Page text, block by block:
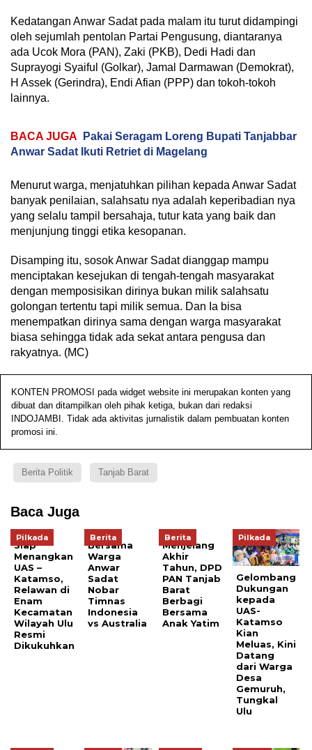
Kedatangan Anwar Sadat pada malam itu turut didampingi
oleh sejumlah pentolan Partai Pengusung, diantaranya
ada Ucok Mora (PAN), Zaki (PKB), Dedi Hadi dan
Suprayogi Syaiful (Golkar), Jamal Darmawan (Demokrat),
H Assek (Gerindra), Endi Afian (PPP) dan tokoh-tokoh
lainnya.
BACA JUGA
Pakai Seragam Loreng Bupati Tanjabbar
Anwar Sadat Ikuti Retriet di Magelang
Menurut warga, menjatuhkan pilihan kepada Anwar Sadat
banyak penilaian, salahsatu nya adalah keperibadian nya
yang selalu tampil bersahaja, tutur kata yang baik dan
menjunjung tinggi etika kesopanan.
Disamping itu, sosok Anwar Sadat dianggap mampu
menciptakan kesejukan di tengah-tengah masyarakat
dengan memposisikan dirinya bukan milik salahsatu
golongan tertentu tapi milik semua. Dan Ia bisa
menempatkan dirinya sama dengan warga masyarakat
biasa sehingga tidak ada sekat antara pengusa dan
rakyatnya. (MC)
KONTEN PROMOSI pada widget website ini merupakan konten yang
dibuat dan ditampilkan oleh pihak ketiga, bukan dari redaksi
INDOJAMBI. Tidak ada aktivitas jurnalistik dalam pembuatan konten
promosi ini.
Berita Politik Tanjab Barat
Baca Juga
Pilkada
Siap
Menangkan
UAS –
Katamso,
Relawan di
Enam
Kecamatan
Wilayah Ulu
Resmi
Dikukuhkan
Berita
Bersama
Warga
Anwar
Sadat
Nobar
Timnas
Indonesia
vs Australia
Berita
Menjelang
Akhir
Tahun, DPD
PAN Tanjab
Barat
Berbagi
Bersama
Anak Yatim
Pilkada
Gelombang
Dukungan
kepada
UAS-
Katamso
Kian
Meluas, Kini
Datang
dari Warga
Desa
Gemuruh,
Tungkal
Ulu